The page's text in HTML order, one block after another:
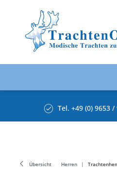
Tel. +49 (0) 9653 /
Übersicht Herren